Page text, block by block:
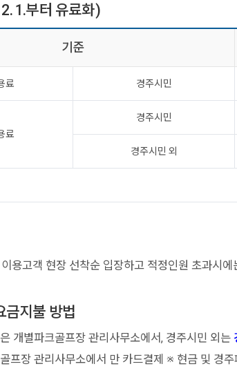
1.부터 유료화)
기준
료 경주시민
료
경주시민
경주시민 외
용고객 현장 선착순 입장하고 적정인원 초과시
금지불 방법
개별파크골프장 관리사무소에서, 경주시민 외는
프장 관리사무소에서 만 카드결제 ※ 현금 및 경